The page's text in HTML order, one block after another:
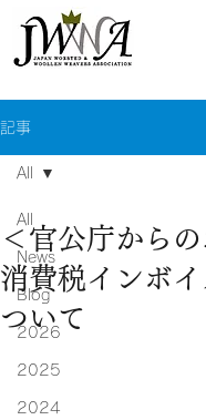
記事
All
News
Blog
2026
2025
2024
All
＜官公庁から
消費税インボ
ついて